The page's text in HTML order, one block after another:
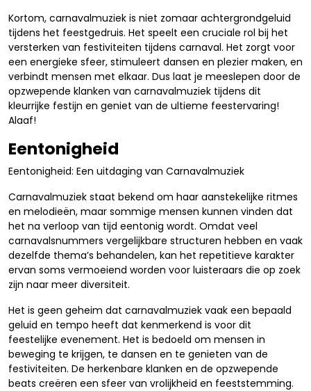
Kortom, carnavalmuziek is niet zomaar achtergrondgeluid
tijdens het feestgedruis. Het speelt een cruciale rol bij het
versterken van festiviteiten tijdens carnaval. Het zorgt voor
een energieke sfeer, stimuleert dansen en plezier maken, en
verbindt mensen met elkaar. Dus laat je meeslepen door de
opzwepende klanken van carnavalmuziek tijdens dit
kleurrijke festijn en geniet van de ultieme feestervaring!
Alaaf!
Eentonigheid
Eentonigheid: Een uitdaging van Carnavalmuziek
Carnavalmuziek staat bekend om haar aanstekelijke ritmes
en melodieën, maar sommige mensen kunnen vinden dat
het na verloop van tijd eentonig wordt. Omdat veel
carnavalsnummers vergelijkbare structuren hebben en vaak
dezelfde thema’s behandelen, kan het repetitieve karakter
ervan soms vermoeiend worden voor luisteraars die op zoek
zijn naar meer diversiteit.
Het is geen geheim dat carnavalmuziek vaak een bepaald
geluid en tempo heeft dat kenmerkend is voor dit
feestelijke evenement. Het is bedoeld om mensen in
beweging te krijgen, te dansen en te genieten van de
festiviteiten. De herkenbare klanken en de opzwepende
beats creëren een sfeer van vrolijkheid en feeststemming.